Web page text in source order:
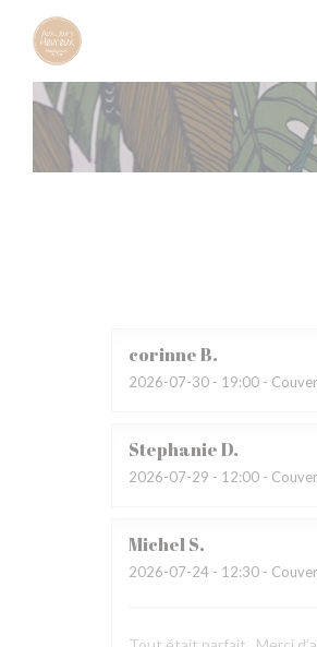
Personnalisation de vos choix en matière
corinneB
2026-07-30 - 19:00 -
StephanieD
2026-07-29 - 12:00 -
MichelS
2026-07-24 - 12:30 -